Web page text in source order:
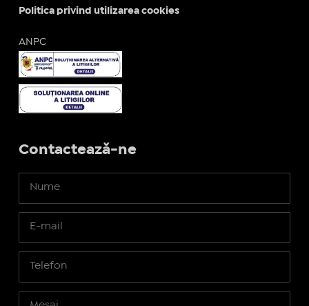
Politica privind utilizarea cookies
ANPC
Contactează-ne